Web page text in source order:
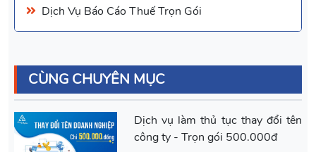
Dịch Vụ Báo Cáo ThuếTrọn Gói
CÙNG CHUYÊN MỤC
Dịch vụ làm thủ tục thay đổi tên
công ty - Trọn gói 500.000đ